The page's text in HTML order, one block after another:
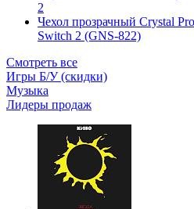
2
Чехол прозрачный Crystal
Switch 2 (GNS-822)
Смотреть все
Игры Б/У (скидки)
Музыка
Лидеры продаж